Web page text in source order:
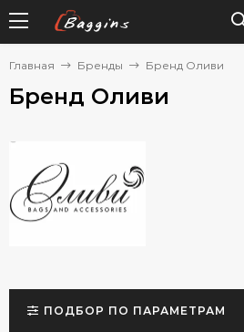
Главная Бренды Бренд Оливи
Бренд Оливи
ПОДБОР ПО ПАРАМЕТРАМ